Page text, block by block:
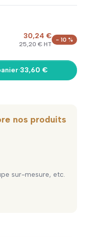
30,24 €
25,20 € HT
- 10 %
·33,60 €
nos produits
sur-mesure, etc.